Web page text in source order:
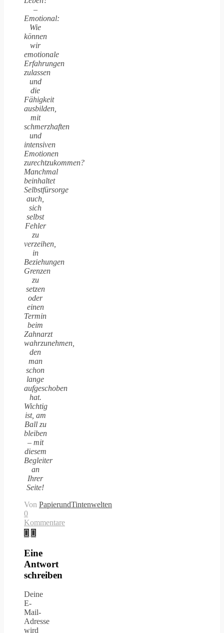
–
Emotional:
Wie
können
wir
emotionale
Erfahrungen
zulassen
und
die
Fähigkeit
ausbilden,
mit
schmerzhaften
und
intensiven
Emotionen
zurechtzukommen?
Manchmal
beinhaltet
Selbstfürsorge
auch,
sich
selbst
Fehler
zu
verzeihen,
in
Beziehungen
Grenzen
zu
setzen
oder
einen
Termin
beim
Zahnarzt
wahrzunehmen,
den
man
schon
lange
aufgeschoben
hat.
Wichtig
ist, am
Ball zu
bleiben
– mit
diesem
Begleiter
an
Ihrer
Seite!
Von PapierundTintenwelten
0
Kommentare
Eine
Antwort
schreiben
Deine
E-
Mail-
Adresse
wird